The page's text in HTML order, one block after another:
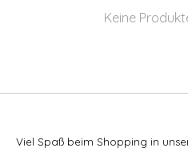
Keine
Viel Spaß beim Shopping in